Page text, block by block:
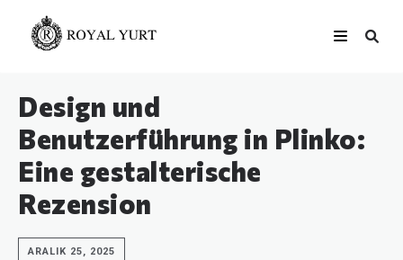
Design und
Benutzerführung in Plinko:
Eine gestalterische
Rezension
ARALIK 25, 2025